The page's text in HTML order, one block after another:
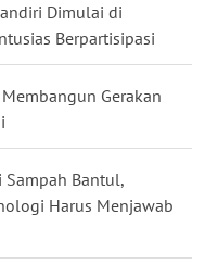
Dimulai di
Berpartisipasi
Gerakan
Sampah Bantul,
Harus Menjawab